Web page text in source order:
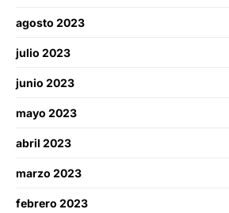
agosto 2023
julio 2023
junio 2023
mayo 2023
abril 2023
marzo 2023
febrero 2023